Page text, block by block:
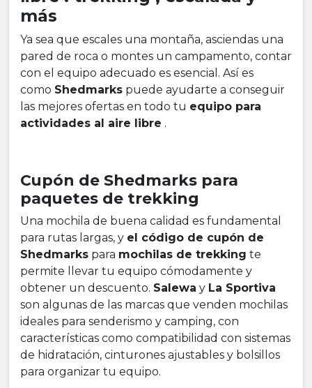
más
Ya sea que escales una montaña, asciendas una
pared de roca o montes un campamento, contar
con el equipo adecuado es esencial. Así es
como Shedmarks puede ayudarte a conseguir
las mejores ofertas en todo tu equipo para
actividades al aire libre .
Cupón de Shedmarks para
paquetes de trekking
Una mochila de buena calidad es fundamental
para rutas largas, y el código de cupón de
Shedmarks para mochilas de trekking te
permite llevar tu equipo cómodamente y
obtener un descuento. Salewa y La Sportiva
son algunas de las marcas que venden mochilas
ideales para senderismo y camping, con
características como compatibilidad con sistemas
de hidratación, cinturones ajustables y bolsillos
para organizar tu equipo.